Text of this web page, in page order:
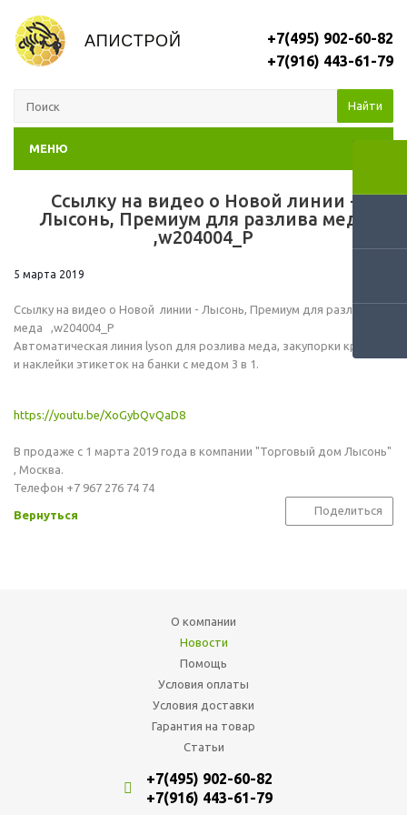
+7(495) 902-60-82
+7(916) 443-61-79
Найти
МЕНЮ
Ссылку на видео о Новой линии -
Лысонь, Премиум для разлива меда
,w204004_P
5 марта 2019
Ссылку на видео о Новой линии - Лысонь, Премиум для разлива
меда ,w204004_P
Автоматическая линия lyson для розлива меда, закупорки крышек
и наклейки этикеток на банки с медом 3 в 1.
https://youtu.be/XoGybQvQaD8
В продаже с 1 марта 2019 года в компании "Торговый дом Лысонь"
, Москва.
Телефон +7 967 276 74 74
Вернуться Поделиться
О компании
Новости
Помощь
Условия оплаты
Условия доставки
Гарантия на товар
Статьи
+7(495) 902-60-82
+7(916) 443-61-79